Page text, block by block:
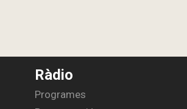
Ràdio
Programes